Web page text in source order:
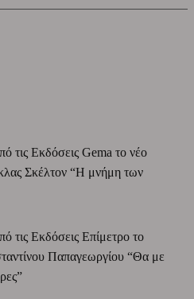
τις Εκδόσεις Gema το νέο
Σκέλτον “Η μνήμη των
τις Εκδόσεις Επίμετρο το
Παπαγεωργίου “Θα με